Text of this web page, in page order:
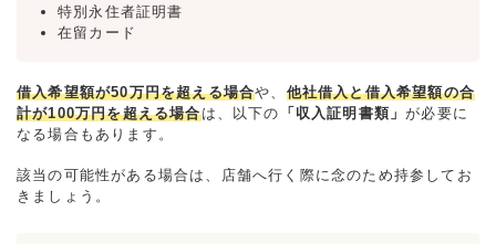
特別永住者証明書
在留カード
借入希望額が50万円を超える場合や、 他社借入と借入希望額の合
計が100万円を超える場合は、以下の 「収入証明書類」が必要に
なる場合もあります。
該当の可能性がある場合は、店舗へ行く際に念のため持参してお
きましょう。